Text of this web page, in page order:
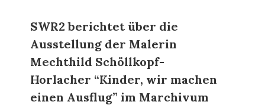
SWR2 berichtet über die
Ausstellung der Malerin
Mechthild Schöllkopf-
Horlacher “Kinder, wir machen
einen Ausflug” im Marchivum